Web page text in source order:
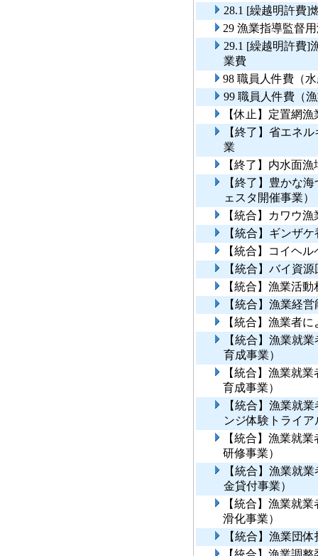
28.1 [繰越明許費]
29 漁業指導監督
29.1 [繰越明許費]
業費
98 職員人件費（
99 職員人件費（
【休止】定置網
【終了】省エネ
業
【終了】内水面
【終了】豊かな
ェスタ開催事業）
【統合】カワウ
【統合】ギンザ
【統合】コイヘ
【統合】バイ資
【統合】漁業活
【統合】漁業経
【統合】漁業者
【統合】漁業就
育成事業）
【統合】漁業就
育成事業）
【統合】漁業就
ンジ体験トライア
【統合】漁業就
研修事業）
【統合】漁業就
金貸付事業）
【統合】漁業就
滑化事業）
【統合】漁業団